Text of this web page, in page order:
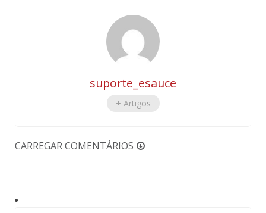
suporte_esauce
+ Artigos
CARREGAR COMENTÁRIOS